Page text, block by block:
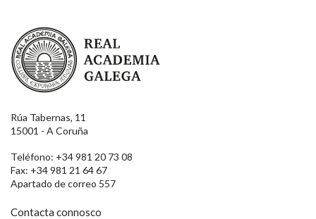
Real Academia Galega
Rúa Tabernas, 11
15001 - A Coruña
Teléfono: +34 981 20 73 08
Fax: +34 981 21 64 67
Apartado de correo 557
Contacta connosco